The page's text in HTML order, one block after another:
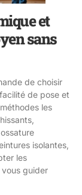
et
sans
de choisir
de pose et
les
isolantes,
les
guider